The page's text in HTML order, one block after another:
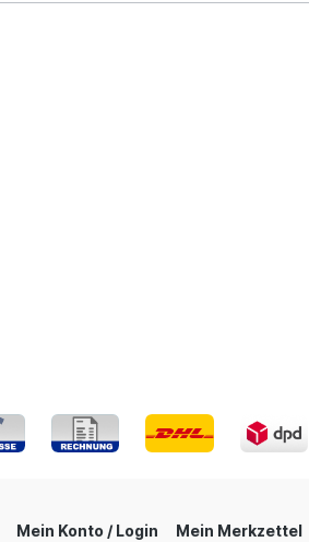
Mein Konto / Login Mein Merkzettel